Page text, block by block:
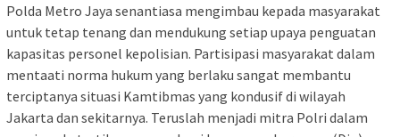
Polda Metro Jaya senantiasa mengimbau kepada masyarakat
untuk tetap tenang dan mendukung setiap upaya penguatan
kapasitas personel kepolisian. Partisipasi masyarakat dalam
mentaati norma hukum yang berlaku sangat membantu
terciptanya situasi Kamtibmas yang kondusif di wilayah
Jakarta dan sekitarnya. Teruslah menjadi mitra Polri dalam